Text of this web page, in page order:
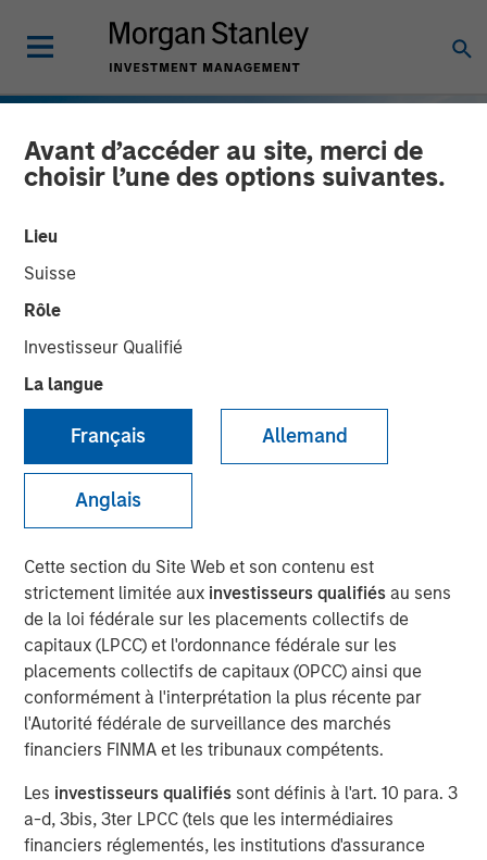
Avant d’accéder au site, merci de
choisir l’une des options suivantes.
Lieu
Suisse
Rôle
Investisseur Qualifié
La langue
Français Allemand
Anglais
Cette section du Site Web et son contenu est
strictement limitée aux investisseurs qualifiésau sens
de la loi fédérale sur les placements collectifs de
capitaux (LPCC) et l'ordonnance fédérale sur les
placements collectifs de capitaux (OPCC) ainsi que
conformément à l'interprétation la plus récente par
l'Autorité fédérale de surveillance des marchés
financiers FINMA et les tribunaux compétents.
Les investisseurs qualifiés sont définis à l'art. 10 para. 3
a-d, 3bis, 3ter LPCC (tels que les intermédiaires
financiers réglementés, les institutions d'assurance
INSIGHTS
European Private Credit:
Still an All-Weather Asset
Class?
04 JUIN 2026
The Author
Mark Jochims